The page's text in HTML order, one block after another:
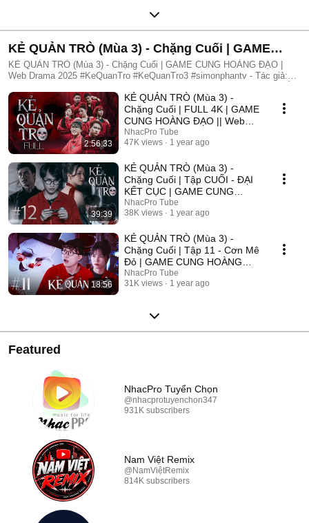
KẺ QUẢN TRÒ (Mùa 3) - Chặng Cuối | GAME
CUNG HOÀNG ĐẠO | Web Drama 2025
KẺ QUẢN TRÒ (Mùa 3) - Chặng Cuối | GAME CUNG HOÀNG ĐẠO |
Web Drama 2025 #KeQuanTro #KeQuanTro3 #simonphantv - Tác giả:
Tâm, Trúc, Khánh Duy ► Một trò chơi kỳ lạ, với mức thưởng tiền tỷ.
Một trò chơi mang hơi hướng của show truyền hình thực tế, nhưng dần
trở nên đen tối hơn quà từng vòng. Ai sẽ là người chiến thắng cuối
cùng?. Mục đích của KẺ QUẢN TRÒ là gì?. Và gương mặt đằng sau
chiếc mặt nạ. Tất cả sẽ tiết lộ trong seri web drama KẺ QUẢN TRÒ
(Mùa 3) Simon Phan _ Anh trai Simon Huỳnh Nhựt _ Diễn viên Huỳnh
Nhựt Bnat _ Ca sĩ Bnat Bảo Ngân _ Cô giáo Bảo Ngân Trúc _ TikToker
Trúc Khánh Duy _ Nghệ sĩ Khánh Duy Simon Phan _ Em trai Cá Hồi
2:56:33
KẺ QUẢN TRÒ (Mùa 3) -
Chặng Cuối | FULL 4K | GAME
CUNG HOÀNG ĐẠO || Web
Drama 2025
NhacPro Tube
47K views
1 year ago
39:39
KẺ QUẢN TRÒ (Mùa 3) -
Chặng Cuối | Tập CUỐI - ĐẠI
KẾT CỤC | GAME CUNG
HOÀNG ĐẠO || Web Drama
2025
NhacPro Tube
38K views
1 year ago
18:56
KẺ QUẢN TRÒ (Mùa 3) -
Chặng Cuối | Tập 11 - Cơn Mê
Đỏ | GAME CUNG HOÀNG
ĐẠO || Web Drama 2025
NhacPro Tube
31K views
1 year ago
Featured
NhacPro Tuyển Chọn
@nhacprotuyenchon347
931K subscribers
Nam Việt Remix
@NamViệtRemix
814K subscribers